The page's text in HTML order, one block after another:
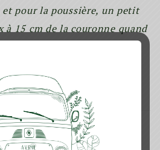
pour la poussière, un petit
à 15 cm de la couronne quand
– chaque couronne est
unique)